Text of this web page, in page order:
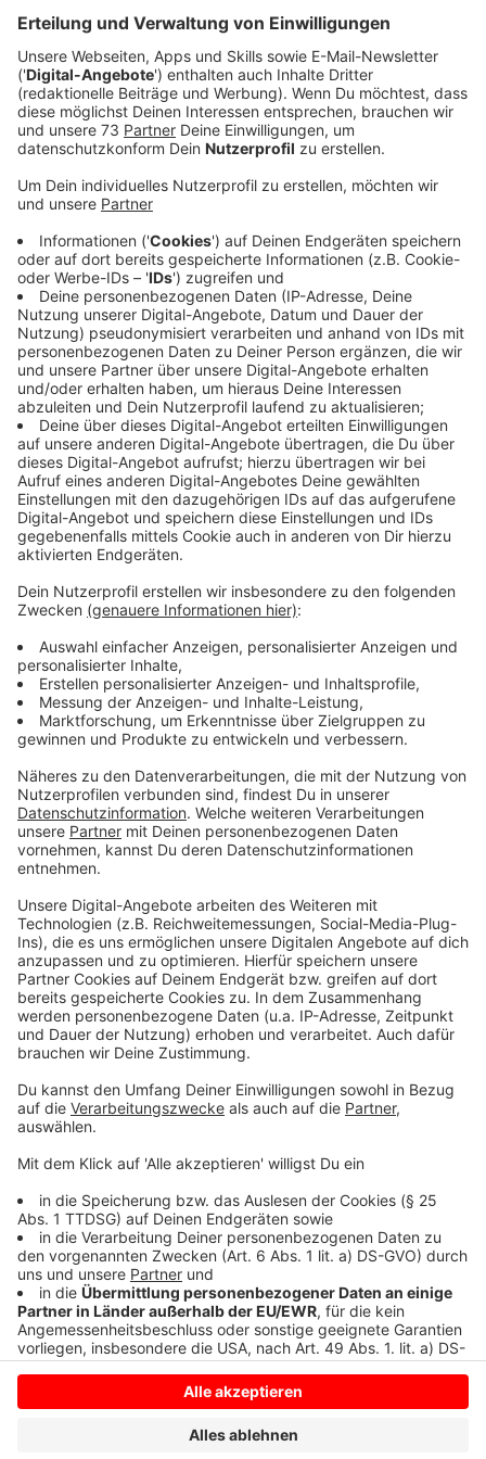
angeklagt.
Veröffentlicht:Freitag, 16.08.2024 06:05
Anzeige
Anzeige
Der 68-Jährige soll am 7. November 2023 gegen 12
Uhr die Sparkassenfiliale an der Minervastraße
betreten und die Mitarbeiter mit einer Gaspistole und
einer scharfen Handgranate bedroht haben. Auf einem
Zettel soll er dann das Geld aus den Bankautomaten
gefordert haben. Dann sei es zu einer körperlichen
Auseinandersetzung mit einem der Beschäftigten
gekommen und der Angeklagte habe dem Mann mit
seiner Pistole vor die Stirn geschlagen, so der Vorwurf.
Der maskierte Täter flüchtete anschließend unerkannt
und ohne Beute auf dem Fahrrad.
Anzeige
Ermittlungen und Festnahme
Anzeige
Die Sparkasse Westmünsterland setzte kurz nach
dem Überfall eine Belohnung aus. Ermittler haben
DNA-Spuren am Tatort gefunden und da gab es einen
Treffer in der niederländischen Datenbank. Sechs
Wochen nach dem Banküberfall in Isselburg, am 19.
Dezember 2023, nahm die Polizei den 68-Jährigen an
seinem Wohnort in Den Helder fest. Seitdem sitzt der
Niederländer in U-Haft. Ihm droht nicht nur eine lange
Haftstrafe: Die Staatsanwaltschaft will auch eine
Sicherungsverwahrung beantragen. Das geht zum
Beispiel, wenn ein Täter eine Gefahr für die
Allgemeinheit darstellt.
Anzeige
Anzeige